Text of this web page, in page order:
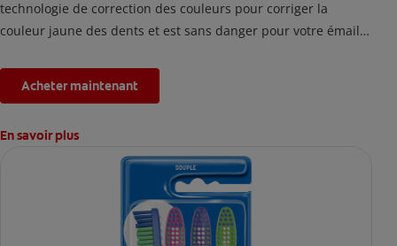
technologie de correction des couleurs pour corriger la
couleur jaune des dents et est sans danger pour votre émail.
Acheter maintenant
En savoir plus